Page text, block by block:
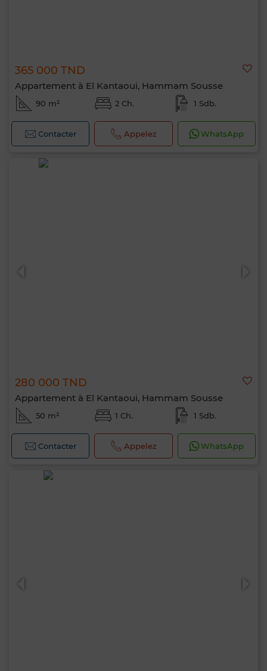
365 000 TND
Appartement à El Kantaoui, Hammam Sousse
90 m² 2 Ch. 1 Sdb.
Contacter Appelez WhatsApp
280 000 TND
Appartement à El Kantaoui, Hammam Sousse
50 m² 1 Ch. 1 Sdb.
Contacter Appelez WhatsApp